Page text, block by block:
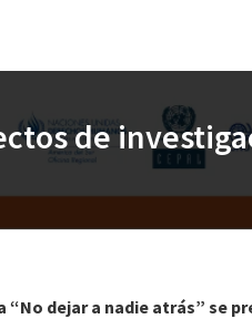
de
dejar a nadie atrás” se